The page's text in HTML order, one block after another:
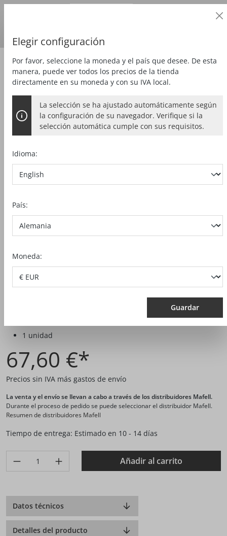
Zubehör Herramientas
BROCA ESPIRAL LEWIS CON
VÁSTAGO HEXAGONAL
28 mm Ø, longitud total 460 mm
1 unidad
67,60 €*
Precios sin IVA más gastos de envío
La venta y el envío se llevan a cabo a través de los distribuidores Mafell.
Durante el proceso de pedido se puede seleccionar el distribuidor Mafell.
Resumen de distribuidores Mafell
Tiempo de entrega: Estimado en 10 - 14 días
Produkt Anzahl: Gib den gewünschten Wert ein oder
Añadir al carrito
Datos técnicos
Detalles del producto
Elegir configuración
Por favor, seleccione la moneda y el país que desee. De esta
manera, puede ver todos los precios de la tienda
directamente en su moneda y con su IVA local.
La selección se ha ajustado automáticamente según
la configuración de su navegador. Verifique si la
selección automática cumple con sus requisitos.
Idioma:
País:
Moneda:
Guardar